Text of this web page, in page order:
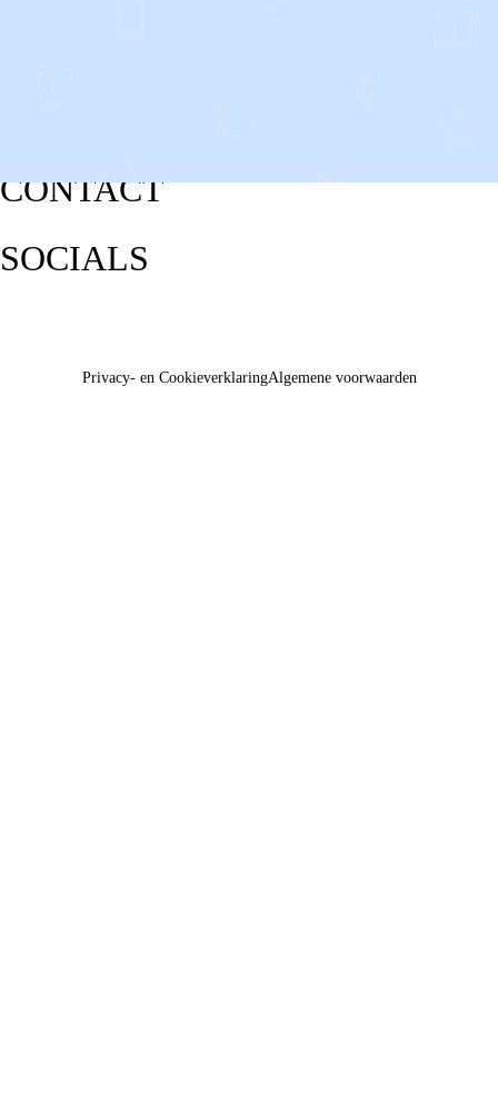
CONTACT
SOCIALS
Privacy- en CookieverklaringAlgemene voorwaarden